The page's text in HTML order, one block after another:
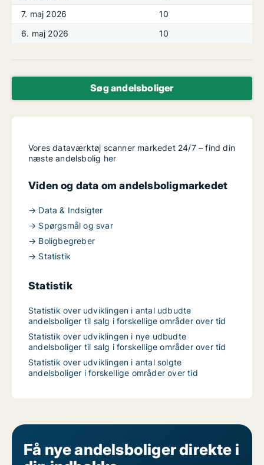
7. maj 2026
10
6. maj 2026
10
Søg andelsboliger
Vores dataværktøj scanner markedet 24/7 – find din
næste andelsbolig her
Viden og data om andelsboligmarkedet
→ Data & Indsigter
→ Spørgsmål og svar
→ Boligbegreber
→ Statistik
Statistik
Statistik over udviklingen i antal udbudte
andelsboliger til salg i forskellige områder over tid
Statistik over udviklingen i nye udbudte
andelsboliger til salg i forskellige områder over tid
Statistik over udviklingen i antal solgte
andelsboliger i forskellige områder over tid
Få nye andelsboliger direkte i